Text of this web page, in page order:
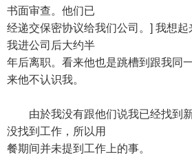
书面审查。他们已
经递交保密协议给我们公司。] 我想
我进公司后大约半
年后离职。看来他也是跳槽到跟我同
来他不认识我。
由於我没有跟他们说我已经找到
没找到工作，所以用
餐期间并未提到工作上的事。